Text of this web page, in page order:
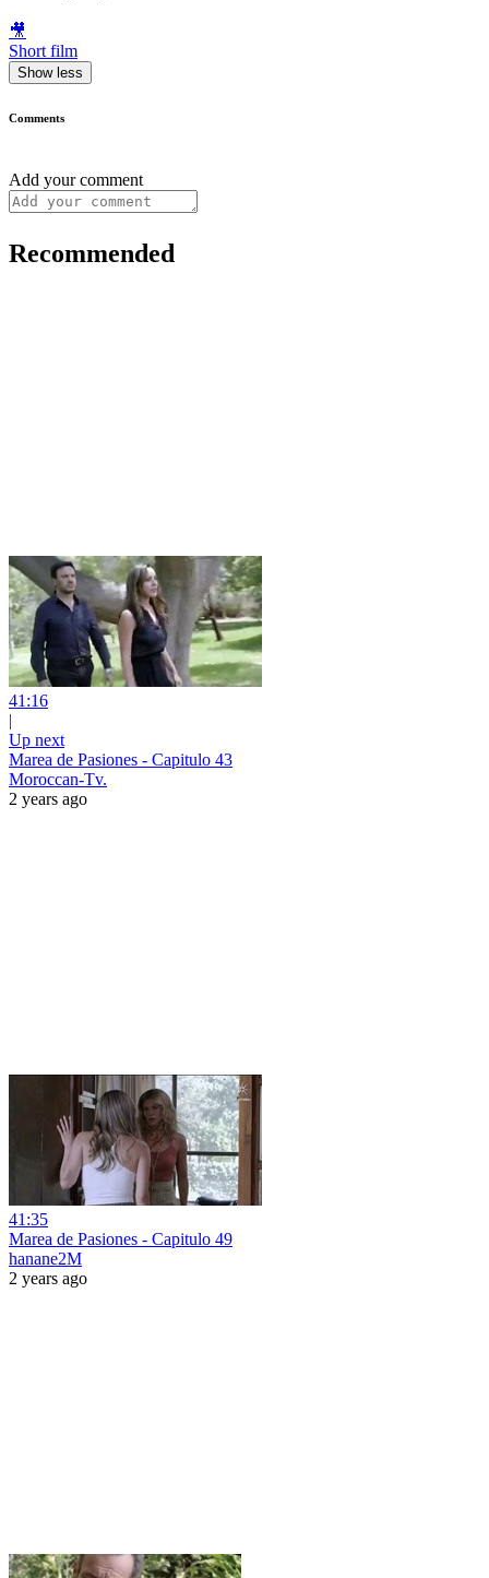
🎥
Short film
Show less
Comments
Add your comment
Recommended
41:16
|
Up next
Marea de Pasiones - Capitulo 43
Moroccan-Tv.
2 years ago
41:35
Marea de Pasiones - Capitulo 49
hanane2M
2 years ago